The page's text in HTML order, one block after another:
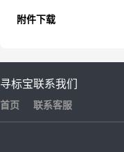
附件下载
寻标宝
首页
联系我们
联系客服